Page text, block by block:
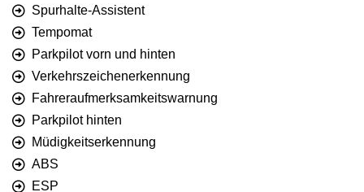
Spurhalte-Assistent
Tempomat
Parkpilot vorn und hinten
Verkehrszeichenerkennung
Fahreraufmerksamkeitswarnung
Parkpilot hinten
Müdigkeitserkennung
ABS
ESP